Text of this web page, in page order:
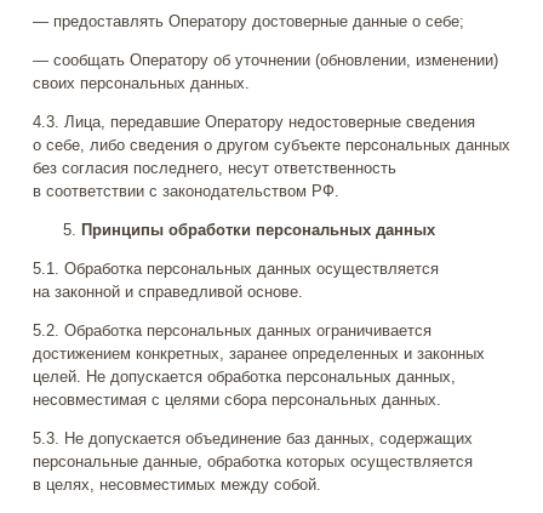
— предоставлять Оператору достоверные данные о себе;
— сообщать Оператору об уточнении (обновлении, изменении)
своих персональных данных.
4.3. Лица, передавшие Оператору недостоверные сведения
о себе, либо сведения о другом субъекте персональных данных
без согласия последнего, несут ответственность
в соответствии с законодательством РФ.
Принципы обработки персональных данных
5.1. Обработка персональных данных осуществляется
на законной и справедливой основе.
5.2. Обработка персональных данных ограничивается
достижением конкретных, заранее определенных и законных
целей. Не допускается обработка персональных данных,
несовместимая с целями сбора персональных данных.
5.3. Не допускается объединение баз данных, содержащих
персональные данные, обработка которых осуществляется
в целях, несовместимых между собой.